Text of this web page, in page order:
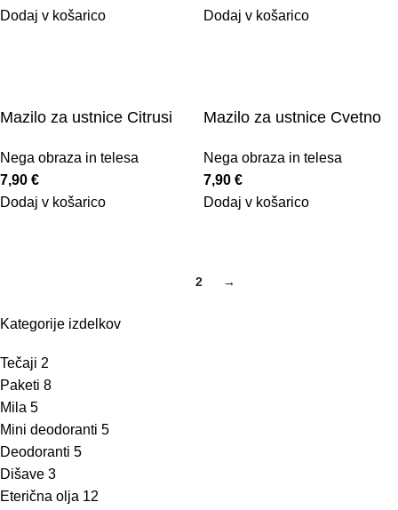
Kategorije izdelkov
Tečaji 2
Paketi 8
Mila 5
Mini deodoranti 5
Deodoranti 5
Dišave 3
Eterična olja 12
Dodaj v košarico
Dodaj v košarico
Mazilo za ustnice Citrusi
Nega obraza in telesa
7,90 €
Dodaj v košarico
Mazilo za ustnice Cvetno
Nega obraza in telesa
7,90 €
Dodaj v košarico
2 →